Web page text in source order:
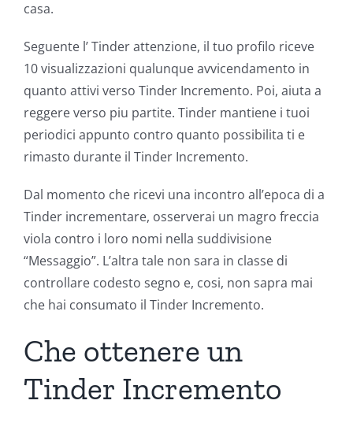
casa.
Seguente l’ Tinder attenzione, il tuo profilo riceve
10 visualizzazioni qualunque avvicendamento in
quanto attivi verso Tinder Incremento. Poi, aiuta a
reggere verso piu partite. Tinder mantiene i tuoi
periodici appunto contro quanto possibilita ti e
rimasto durante il Tinder Incremento.
Dal momento che ricevi una incontro all’epoca di a
Tinder incrementare, osserverai un magro freccia
viola contro i loro nomi nella suddivisione
“Messaggio”. L’altra tale non sara in classe di
controllare codesto segno e, cosi, non sapra mai
che hai consumato il Tinder Incremento.
Che ottenere un
Tinder Incremento